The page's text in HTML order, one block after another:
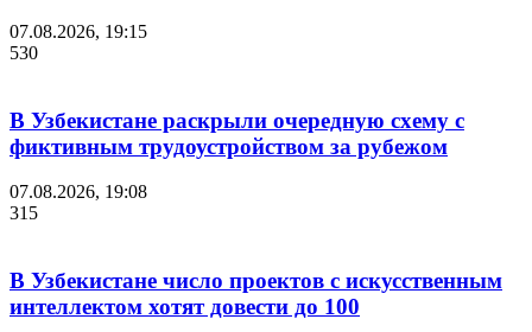
07.08.2026, 19:15
530
В Узбекистане раскрыли очередную схему с
фиктивным трудоустройством за рубежом
07.08.2026, 19:08
315
В Узбекистане число проектов с искусственным
интеллектом хотят довести до 100